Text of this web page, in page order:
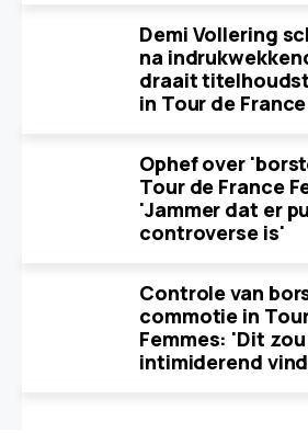
Demi Vollering
na
draait
in Tour de
Ophef over
Tour de France
'Jammer dat er
controverse is'
Controle van
commotie in
Femmes: 'Dit
intimiderend